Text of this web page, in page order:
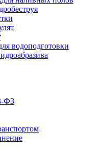
водоподготовки
ФЗ